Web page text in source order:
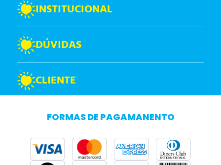
INSTITUCIONAL
DÚVIDAS
CLIENTE
FORMAS DE PAGAMANENTO